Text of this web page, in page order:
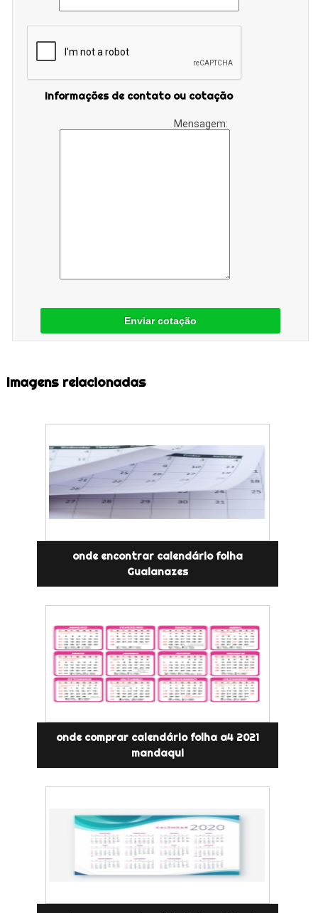
Informações de contato ou cotação
Mensagem:
Enviar cotação
Imagens relacionadas
onde encontrar calendário folha
Guaianazes
onde comprar calendário folha a4 2021
mandaqui